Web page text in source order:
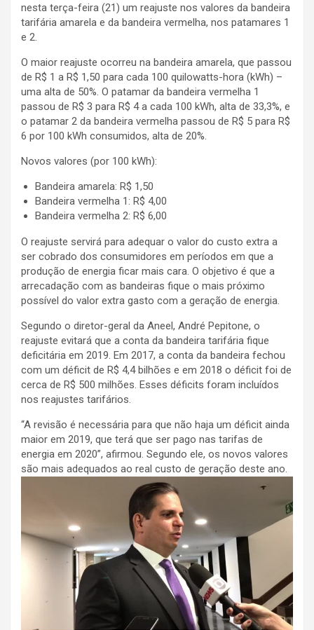
nesta terça-feira (21) um reajuste nos valores da bandeira
tarifária amarela e da bandeira vermelha, nos patamares 1
e 2.
O maior reajuste ocorreu na bandeira amarela, que passou
de R$ 1 a R$ 1,50 para cada 100 quilowatts-hora (kWh) –
uma alta de 50%. O patamar da bandeira vermelha 1
passou de R$ 3 para R$ 4 a cada 100 kWh, alta de 33,3%, e
o patamar 2 da bandeira vermelha passou de R$ 5 para R$
6 por 100 kWh consumidos, alta de 20%.
Novos valores (por 100 kWh):
Bandeira amarela: R$ 1,50
Bandeira vermelha 1: R$ 4,00
Bandeira vermelha 2: R$ 6,00
O reajuste servirá para adequar o valor do custo extra a
ser cobrado dos consumidores em períodos em que a
produção de energia ficar mais cara. O objetivo é que a
arrecadação com as bandeiras fique o mais próximo
possível do valor extra gasto com a geração de energia.
Segundo o diretor-geral da Aneel, André Pepitone, o
reajuste evitará que a conta da bandeira tarifária fique
deficitária em 2019. Em 2017, a conta da bandeira fechou
com um déficit de R$ 4,4 bilhões e em 2018 o déficit foi de
cerca de R$ 500 milhões. Esses déficits foram incluídos
nos reajustes tarifários.
“A revisão é necessária para que não haja um déficit ainda
maior em 2019, que terá que ser pago nas tarifas de
energia em 2020”, afirmou. Segundo ele, os novos valores
são mais adequados ao real custo de geração deste ano.